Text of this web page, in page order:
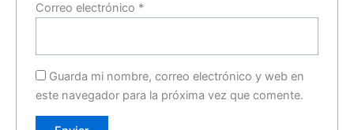
Correo electrónico *
Guarda mi nombre, correo electrónico y web en
este navegador para la próxima vez que comente.